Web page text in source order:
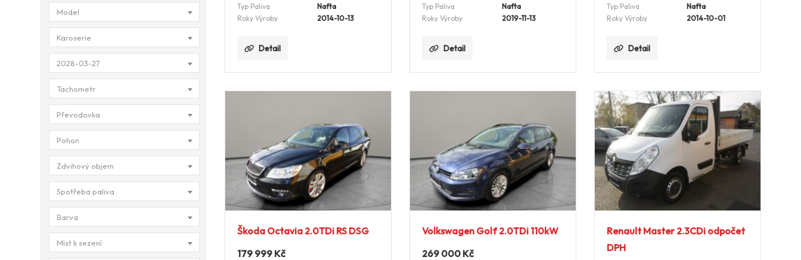
Model
Karoserie
2028-03-27
Tachometr
Převodovka
Pohon
Zdvihový objem
Spotřeba paliva
Barva
Míst k sezení
Typ Paliva
Nafta
Roky Výroby
2014-10-13
Detail
Typ Paliva
Nafta
Roky Výroby
2019-11-13
Detail
Typ Paliva
Nafta
Roky Výroby
2014-10-01
Detail
Škoda Octavia 2.0TDi RS DSG
179 999 Kč
Volkswagen Golf 2.0TDi 110kW
269 000 Kč
Renault Master 2.3CDi odpočet
DPH